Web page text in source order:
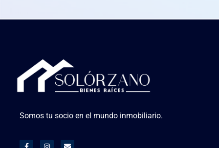
Somos tu socio en el mundo inmobiliario.